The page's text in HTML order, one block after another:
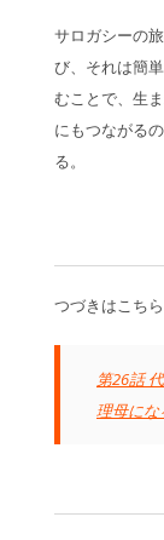
サロガシーの
び、それは簡
むことで、生
にもつながる
る。
つづきはこちら
第26話
理母に